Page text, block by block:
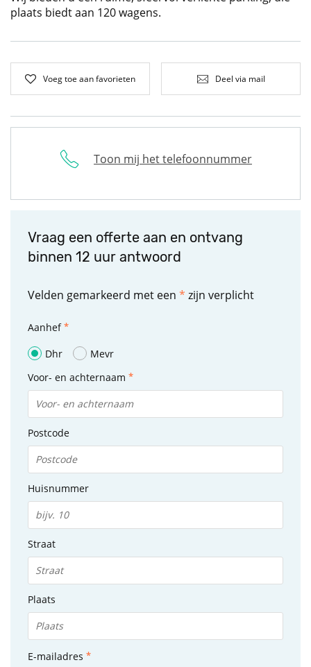
plaats biedt aan 120 wagens.
Voeg toe aan favorieten Deel via mail
Toon mij het telefoonnummer
Vraag een offerte aan en ontvang
binnen 12 uur antwoord
Velden gemarkeerd met een * zijn verplicht
Aanhef
Dhr
Mevr
Voor- en achternaam
Postcode
Huisnummer
Straat
Plaats
E-mailadres